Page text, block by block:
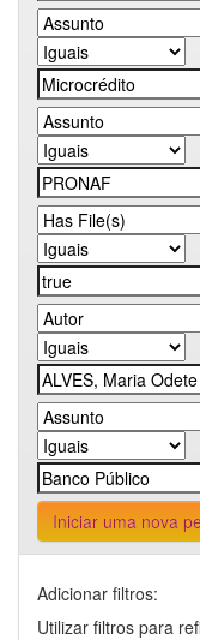
Iniciar uma nova
Adicionar filtros:
Utilizar filtros para